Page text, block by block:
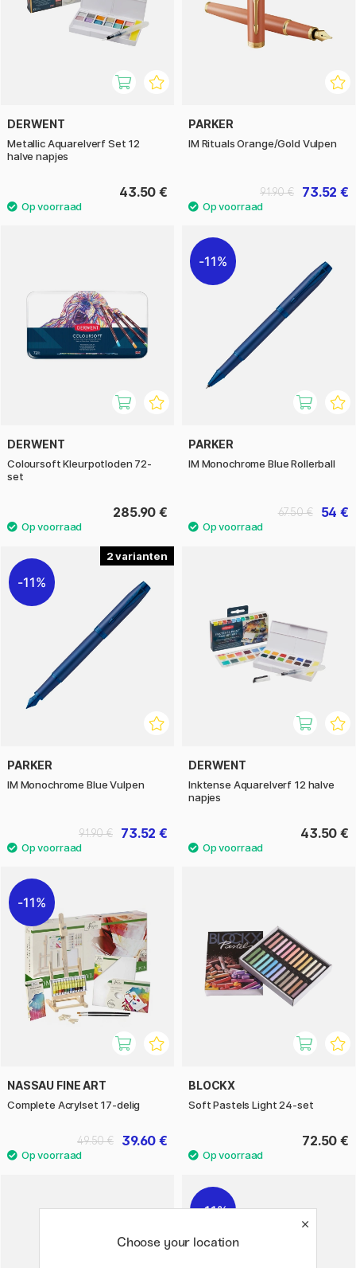
DERWENT
Metallic Aquarelverf Set 12
halve napjes
43.50 €
PARKER
IM Rituals Orange/Gold Vulpen
73.52 €
91.90 €
DERWENT
Coloursoft Kleurpotloden 72-
set
285.90 €
11%
PARKER
IM Monochrome Blue Rollerball
54 €
67.50 €
2
11%
PARKER
IM Monochrome Blue Vulpen
73.52 €
91.90 €
DERWENT
Inktense Aquarelverf 12 halve
napjes
43.50 €
11%
NASSAU FINE ART
Complete Acrylset 17-delig
39.60 €
49.50 €
BLOCKX
Soft Pastels Light 24-set
72.50 €
11%
Choose your location